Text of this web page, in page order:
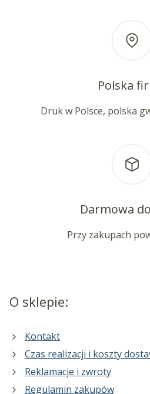
Polska
Druk w Polsce, polska
Darmowa
Przy zakupach
O sklepie:
Kontakt
Czas realizacji i koszty
Reklamacje i zwroty
Regulamin zakupów